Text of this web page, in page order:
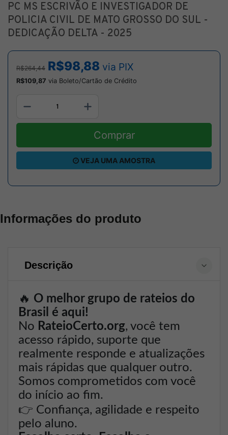
PC MS ESCRIVÃO E INVESTIGADOR DE
POLICIA CIVIL DE MATO GROSSO DO SUL -
DEDICAÇÃO DELTA - 2025
R$264,44 R$98,88 via PIX
R$109,87 via Boleto/Cartão de Crédito
Comprar
VEJA UMA AMOSTRA
Informações do produto
Descrição
🔥 O melhor grupo de rateios do
Brasil é aqui!
No RateioCerto.org, você tem
acesso rápido, suporte que
realmente responde e atualizações
mais rápidas que qualquer outro.
Somos comprometidos com você
do início ao fim.
👉 Confiança, agilidade e respeito
pelo aluno.